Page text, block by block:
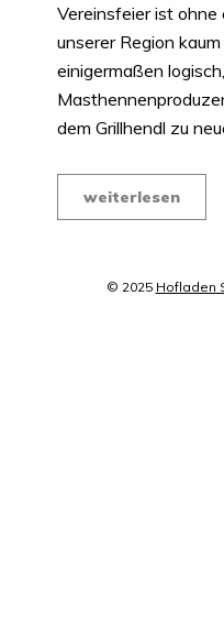
Vereinsfeier ist ohne
unserer Region
einigermaßen
dem Grillhendl zu
weiterlesen
© 2025 Hofladen